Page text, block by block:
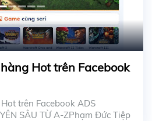
Hot trên Facebook
trên Facebook ADS
SÂU TỪ A-ZPhạm Đức Tiệp